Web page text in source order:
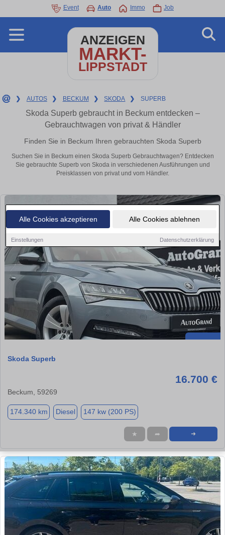
Alle Cookies akzeptieren Alle Cookies ablehnen
Einstellungen Datenschutzerklärung
Event Auto Immo Job
ANZEIGEN
MARKT-
LIPPSTADT
❯ AUTOS ❯ BECKUM ❯ SKODA ❯ SUPERB
Skoda Superb gebraucht in Beckum entdecken –
Gebrauchtwagen von privat & Händler
Finden Sie in Beckum Ihren gebrauchten Skoda Superb
Suchen Sie in Beckum einen Skoda Superb Gebrauchtwagen? Entdecken
Sie gebrauchte Superb von Skoda in verschiedenen Ausführungen und
Preisklassen von privat und vom Händler.
Skoda Superb
16.700 €
Beckum, 59269
174.340 km Diesel 147 kw (200 PS)
★ ➦ ➜